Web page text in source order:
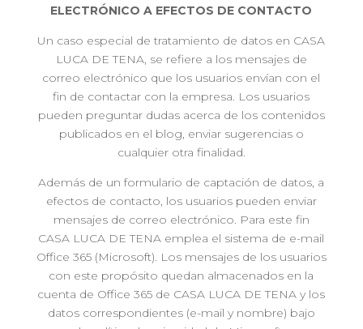
ELECTRÓNICO A EFECTOS DE CONTACTO
Un caso especial de tratamiento de datos en CASA
LUCA DE TENA, se refiere a los mensajes de
correo electrónico que los usuarios envían con el
fin de contactar con la empresa. Los usuarios
pueden preguntar dudas acerca de los contenidos
publicados en el blog, enviar sugerencias o
cualquier otra finalidad.
Además de un formulario de captación de datos, a
efectos de contacto, los usuarios pueden enviar
mensajes de correo electrónico. Para este fin
CASA LUCA DE TENA emplea el sistema de e-mail
Office 365 (Microsoft). Los mensajes de los usuarios
con este propósito quedan almacenados en la
cuenta de Office 365 de CASA LUCA DE TENA y los
datos correspondientes (e-mail y nombre) bajo